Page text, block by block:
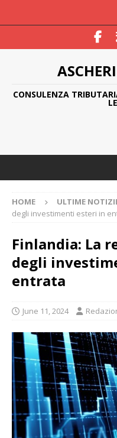
CONSULENZA
HOME ULTIME
degli investimenti esteri in
Finlandia: La
degli
entrata
June 11, 2024